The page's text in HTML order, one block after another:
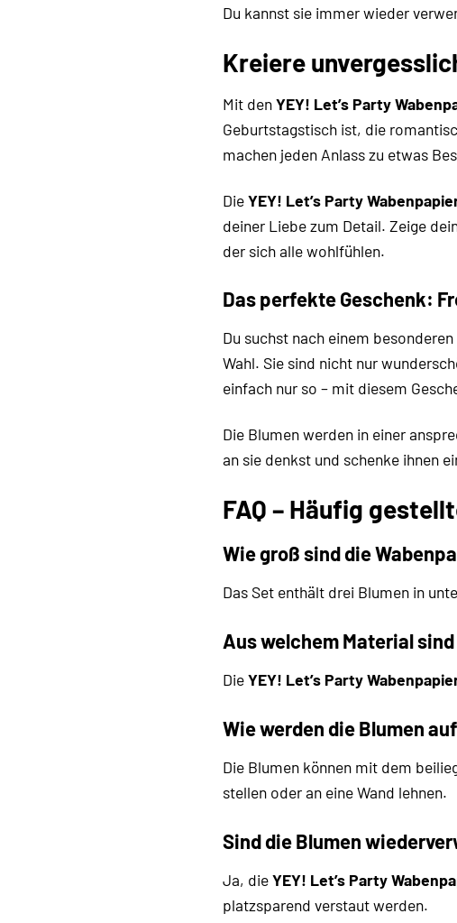
Du kannst sie immer wieder
Kreiere
Mit denYEY! Let’s Party
Geburtstagstisch ist, die
machen jeden Anlass zu etwas
DieYEY! Let’s Party
deiner Liebe zum Detail. Zeige
der sich alle wohlfühlen.
Das perfekte Geschenk:
Du suchst nach einem
Wahl. Sie sind nicht nur
einfach nur so – mit diesem
Die Blumen werden in einer
an sie denkst und schenke ihnen
FAQ – Häufig
Wie groß sind die
Das Set enthält drei Blumen in
Aus welchem Material
DieYEY! Let’s Party
Wie werden die Blumen
Die Blumen können mit dem
stellen oder an eine Wand lehnen.
Sind die Blumen
Ja, dieYEY! Let’s Party
platzsparend verstaut werden.